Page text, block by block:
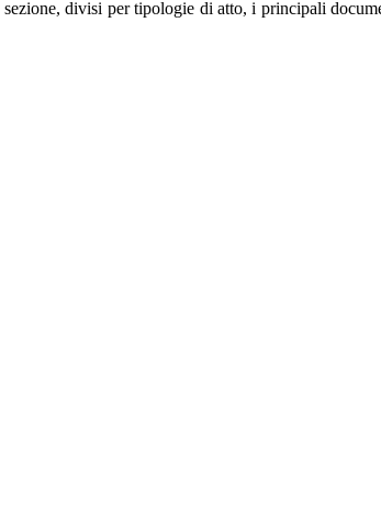
divisi per tipologie di atto, i principali